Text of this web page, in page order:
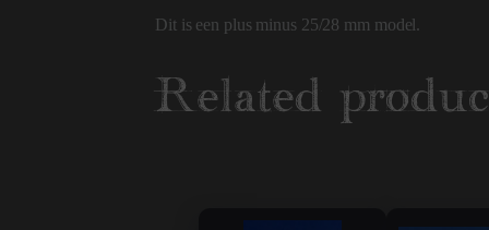
Dit is een plus minus 25/28 mm model.
Related